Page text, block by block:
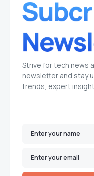
Strive for tech news
newsletter and stay
trends, expert